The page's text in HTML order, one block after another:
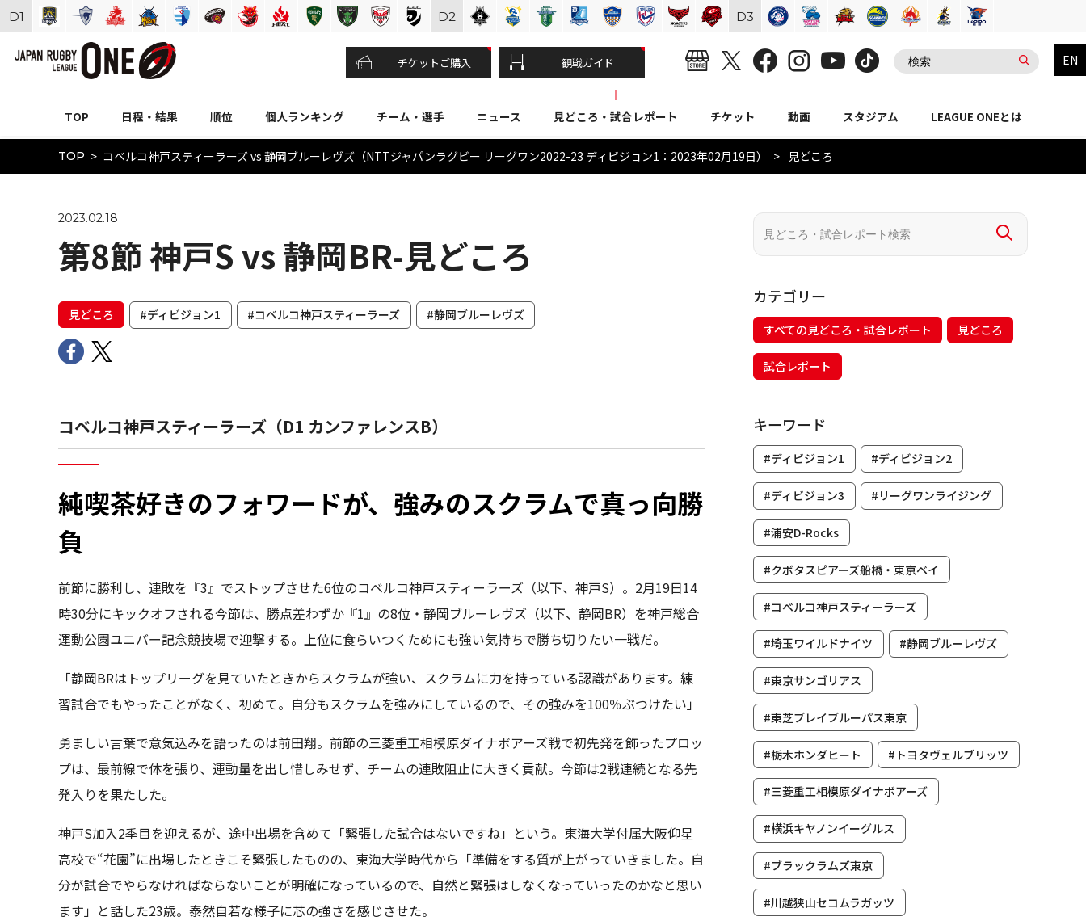
チケットご購入 観戦ガイド EN
TOP 日程・結果 順位 個人ランキング チーム・選手 ニュース 見どころ・試合レポート チケット 動画 スタジアム LEAGUE ONEとは
TOP コベルコ神戸スティーラーズ vs 静岡ブルーレヴズ（NTTジャパンラグビー リーグワン2022-23 ディビジョン1：2023年02月19日） 見どころ
2023.02.18
第8節 神戸S vs 静岡BR-見どころ
見どころ #ディビジョン1 #コベルコ神戸スティーラーズ #静岡ブルーレヴズ
コベルコ神戸スティーラーズ（D1 カンファレンスB）
純喫茶好きのフォワードが、強みのスクラムで真っ向勝
負
前節に勝利し、連敗を『3』でストップさせた6位のコベルコ神戸スティーラーズ（以下、神戸S）。2月19日14
時30分にキックオフされる今節は、勝点差わずか『1』の8位・静岡ブルーレヴズ（以下、静岡BR）を神戸総合
運動公園ユニバー記念競技場で迎撃する。上位に食らいつくためにも強い気持ちで勝ち切りたい一戦だ。
「静岡BRはトップリーグを見ていたときからスクラムが強い、スクラムに力を持っている認識があります。練
習試合でもやったことがなく、初めて。自分もスクラムを強みにしているので、その強みを100％ぶつけたい」
勇ましい言葉で意気込みを語ったのは前田翔。前節の三菱重工相模原ダイナボアーズ戦で初先発を飾ったプロッ
プは、最前線で体を張り、運動量を出し惜しみせず、チームの連敗阻止に大きく貢献。今節は2戦連続となる先
発入りを果たした。
神戸S加入2季目を迎えるが、途中出場を含めて「緊張した試合はないですね」という。東海大学付属大阪仰星
高校で“花園”に出場したときこそ緊張したものの、東海大学時代から「準備をする質が上がっていきました。自
分が試合でやらなければならないことが明確になっているので、自然と緊張はしなくなっていったのかなと思い
ます」と話した23歳。泰然自若な様子に芯の強さを感じさせた。
カテゴリー
すべての見どころ・試合レポート 見どころ
試合レポート
キーワード
#ディビジョン1 #ディビジョン2
#ディビジョン3 #リーグワンライジング
#浦安D-Rocks
#クボタスピアーズ船橋・東京ベイ
#コベルコ神戸スティーラーズ
#埼玉ワイルドナイツ #静岡ブルーレヴズ
#東京サンゴリアス
#東芝ブレイブルーパス東京
#栃木ホンダヒート #トヨタヴェルブリッツ
#三菱重工相模原ダイナボアーズ
#横浜キヤノンイーグルス
#ブラックラムズ東京
#川越狭山セコムラガッツ
D1 D2 D3